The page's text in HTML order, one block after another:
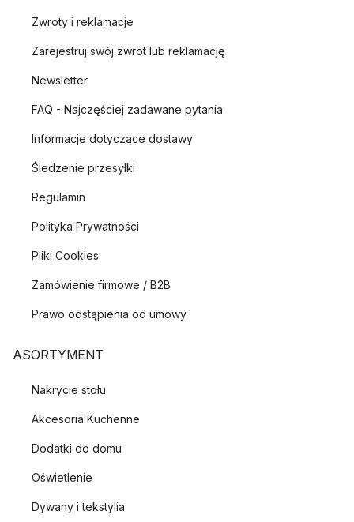
Zwroty i reklamacje
Zarejestruj swój zwrot lub reklamację
Newsletter
FAQ - Najczęściej zadawane pytania
Informacje dotyczące dostawy
Śledzenie przesyłki
Regulamin
Polityka Prywatności
Pliki Cookies
Zamówienie firmowe / B2B
Prawo odstąpienia od umowy
ASORTYMENT
Nakrycie stołu
Akcesoria Kuchenne
Dodatki do domu
Oświetlenie
Dywany i tekstylia